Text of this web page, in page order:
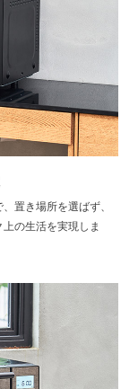
置き場所を選ばず、
の生活を実現しま